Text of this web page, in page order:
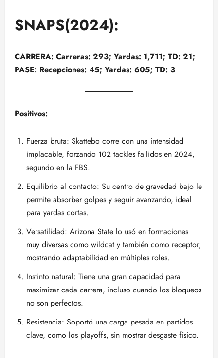
SNAPS(2024):
CARRERA: Carreras: 293; Yardas: 1,711; TD: 21;
PASE: Recepciones: 45; Yardas: 605; TD: 3
Positivos:
Fuerza bruta: Skattebo corre con una intensidad
implacable, forzando 102 tackles fallidos en 2024,
segundo en la FBS.
Equilibrio al contacto: Su centro de gravedad bajo le
permite absorber golpes y seguir avanzando, ideal
para yardas cortas.
Versatilidad: Arizona State lo usó en formaciones
muy diversas como wildcat y también como receptor,
mostrando adaptabilidad en múltiples roles.
Instinto natural: Tiene una gran capacidad para
maximizar cada carrera, incluso cuando los bloqueos
no son perfectos.
Resistencia: Soportó una carga pesada en partidos
clave, como los playoffs, sin mostrar desgaste físico.